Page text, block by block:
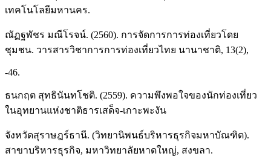
เทคโนโลยีมหานคร.
ณัฏฐพัชร มณีโรจน์. (2560). การจัดการการท่องเที่ยวโดย
ชุมชน. วารสารวิชาการการท่องเที่ยวไทย นานาชาติ, 13(2),
-46.
ธนกฤต สุทธินันทโชติ. (2559). ความพึงพอใจของนักท่องเที่ยว
ในอุทยานแห่งชาติธารเสด็จ-เกาะพะงัน
จังหวัดสุราษฎร์ธานี. (วิทยานิพนธ์บริหารธุรกิจมหาบัณฑิต).
สาขาบริหารธุรกิจ, มหาวิทยาลัยหาดใหญ่, สงขลา.